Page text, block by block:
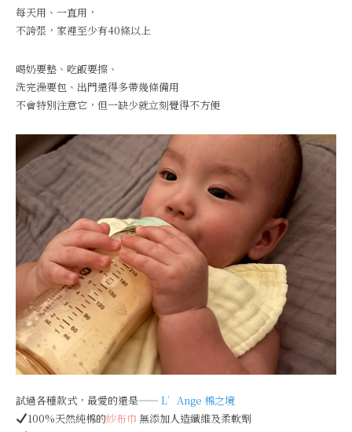
每天用、一直用，
不誇張，家裡至少有40條以上
喝奶要墊、吃飯要擦、
洗完澡要包、出門還得多帶幾條備用
不會特別注意它，但一缺少就立刻覺得不方便
試過各種款式，最愛的還是—— L’Ange 棉之境
100%天然純棉的紗布巾 無添加人造纖維及柔軟劑